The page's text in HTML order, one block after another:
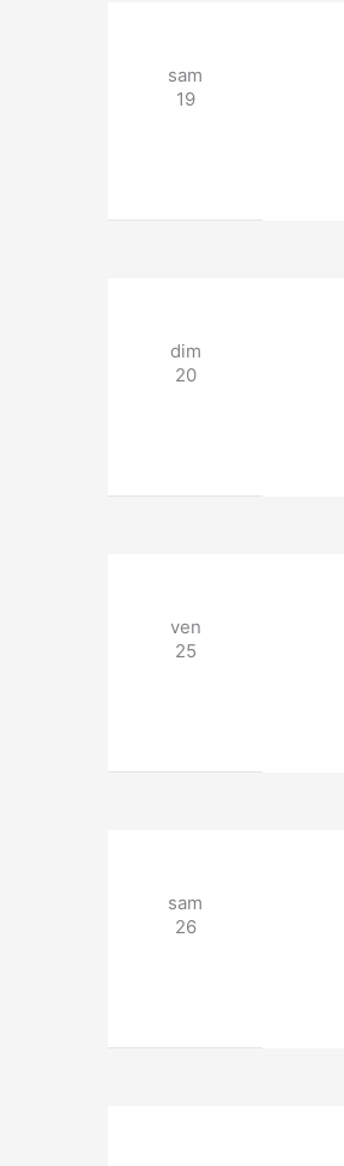
sam
19
dim
20
ven
25
sam
26